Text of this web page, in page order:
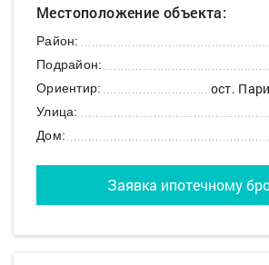
Местоположение объекта:
Район:
Подрайон:
Ориентир: ост.
Улица:
Дом:
Заявка ипотечному